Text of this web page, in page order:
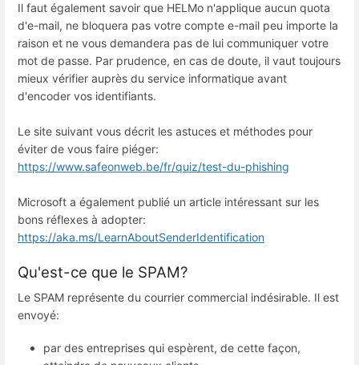
Il faut également savoir que HELMo n'applique aucun quota
d'e-mail, ne bloquera pas votre compte e-mail peu importe la
raison et ne vous demandera pas de lui communiquer votre
mot de passe. Par prudence, en cas de doute, il vaut toujours
mieux vérifier auprès du service informatique avant
d'encoder vos identifiants.
Le site suivant vous décrit les astuces et méthodes pour
éviter de vous faire piéger:
https://www.safeonweb.be/fr/quiz/test-du-phishing
Microsoft a également publié un article intéressant sur les
bons réflexes à adopter:
https://aka.ms/LearnAboutSenderIdentification
Qu'est-ce que le SPAM?
Le SPAM représente du courrier commercial indésirable. Il est
envoyé:
par des entreprises qui espèrent, de cette façon,